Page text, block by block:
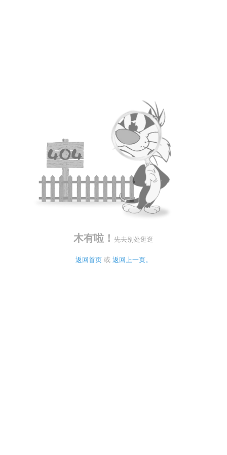
木有啦！ 先去别处逛逛
返回首页 或 返回上一页。